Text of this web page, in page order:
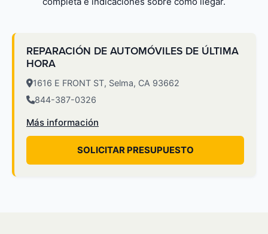
REPARACIÓN DE AUTOMÓVILES DE ÚLTIMA
HORA
1616 E FRONT ST, Selma, CA 93662
844-387-0326
Más información
SOLICITAR PRESUPUESTO